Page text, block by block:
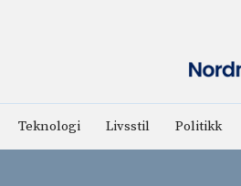
Teknologi Livsstil Politikk